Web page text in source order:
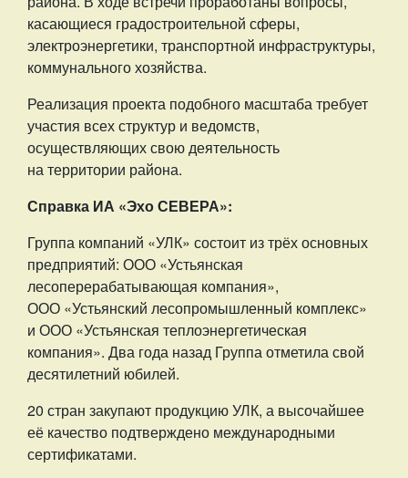
касающиеся градостроительной сферы,
электроэнергетики, транспортной инфраструктуры,
коммунального хозяйства.
Реализация проекта подобного масштаба требует
участия всех структур и ведомств,
осуществляющих свою деятельность
на территории района.
Справка ИА «Эхо СЕВЕРА»:
Группа компаний «УЛК» состоит из трёх основных
предприятий: ООО «Устьянская
лесоперерабатывающая компания»,
ООО «Устьянский лесопромышленный комплекс»
и ООО «Устьянская теплоэнергетическая
компания». Два года назад Группа отметила свой
десятилетний юбилей.
20 стран закупают продукцию УЛК, а высочайшее
её качество подтверждено международными
сертификатами.